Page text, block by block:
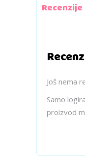
Recenzije
Još nema
Samo
proizvod